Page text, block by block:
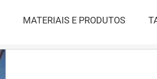
MATERIAIS E PRODUTOS